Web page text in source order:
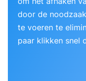
door de
te voeren te
paar klikken snel